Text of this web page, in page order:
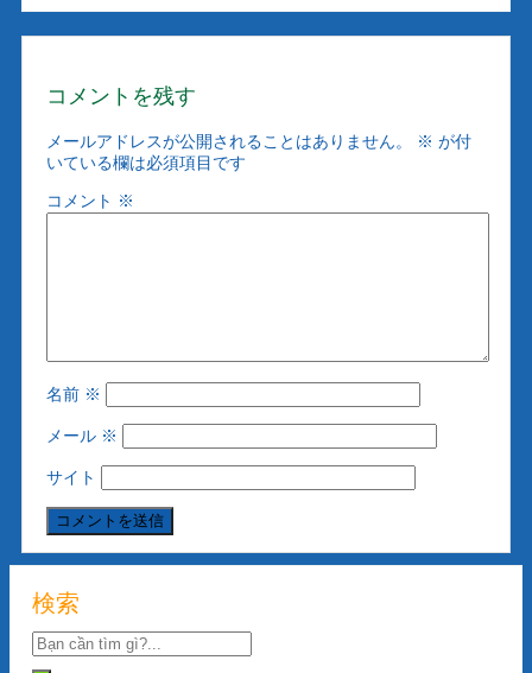
コメントを残す
メールアドレスが公開されることはありません。 ※ が付
いている欄は必須項目です
コメント ※
名前 ※
メール ※
サイト
検索